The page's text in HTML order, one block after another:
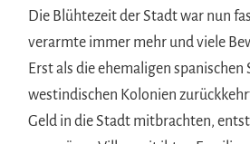
Die Blühtezeit der Stadt war nun
verarmte immer mehr und viele
Erst als die ehemaligen spanischen
westindischen Kolonien
Geld in die Stadt mitbrachten,